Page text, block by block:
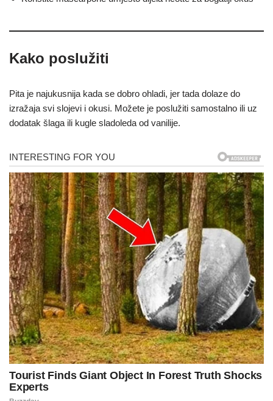
Kako poslužiti
Pita je najukusnija kada se dobro ohladi, jer tada dolaze do
izražaja svi slojevi i okusi. Možete je poslužiti samostalno ili uz
dodatak šlaga ili kugle sladoleda od vanilije.